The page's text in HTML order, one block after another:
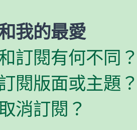
我的最愛
訂閱有何不同
閱版面或主題
消訂閱？